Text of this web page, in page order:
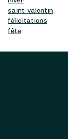
saint-valentin
félicitations
fête